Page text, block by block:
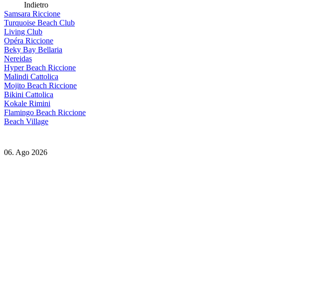
Indietro
Samsara Riccione
Turquoise Beach Club
Living Club
Opéra Riccione
Beky Bay Bellaria
Nereidas
Hyper Beach Riccione
Malindi Cattolica
Mojito Beach Riccione
Bikini Cattolica
Kokale Rimini
Flamingo Beach Riccione
Beach Village
06. Ago 2026